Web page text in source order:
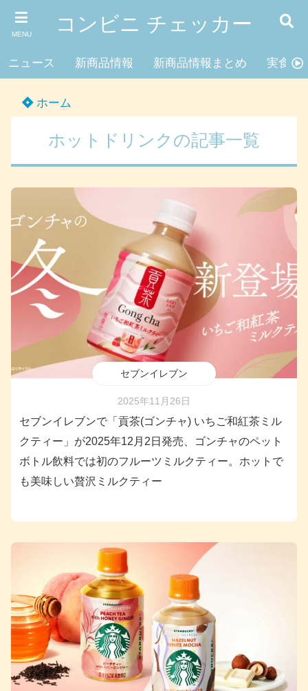
MENU コンビニ チェッカー
ニュース 新商品情報 新商品情報まとめ 実食レ
ホーム
ホットドリンクの記事一覧
セブンイレブン
2025年11月26日
セブンイレブンで「貢茶(ゴンチャ) いちご和紅茶ミル
クティー」が2025年12月2日発売、ゴンチャのペット
ボトル飲料では初のフルーツミルクティー。ホットで
も美味しい贅沢ミルクティー